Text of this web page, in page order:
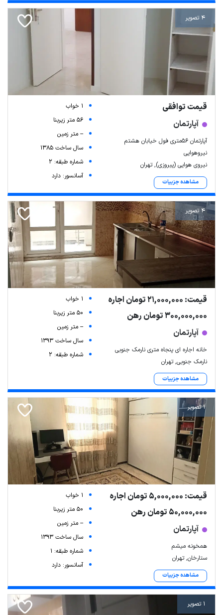
4 تصویر
قیمت توافقی
آپارتمان
آپارتمان ۵۶متری فول خیابان هشتم
نیروهوایی
نیروی هوایی (پیروزی), تهران
مشاهده جزییات
1 خواب
56 متر زیربنا
-- متر زمین
سال ساخت 1385
شماره طبقه: 2
آسانسور: دارد
4 تصویر
قیمت: 21,000,000 تومان اجاره
300,000,000 تومان رهن
آپارتمان
خانه اجاره ای پنجاه متری نارمک جنوبی
نارمک جنوبی, تهران
مشاهده جزییات
1 خواب
50 متر زیربنا
-- متر زمین
سال ساخت 1393
شماره طبقه: 2
1 تصویر
قیمت: 5,000,000 تومان اجاره
50,000,000 تومان رهن
آپارتمان
همخونه میشم
ستارخان, تهران
مشاهده جزییات
1 خواب
50 متر زیربنا
-- متر زمین
سال ساخت 1393
شماره طبقه: 1
آسانسور: دارد
1 تصویر